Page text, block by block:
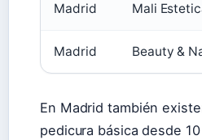
Madrid Mali
Madrid Beauty &
En Madrid también
pedicura básica desde